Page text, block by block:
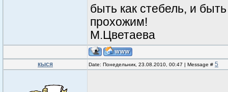
быть как стебель, и
прохожим!
М.Цветаева
кыся Date: Понедельник, 23.08.2010, 00:47 | Message # 5